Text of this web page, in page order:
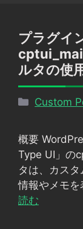
プラグイ
ルタの使
カ
リ
ー
Custom
概要
Type UI」の
タは、カス
情報やメモ
読む